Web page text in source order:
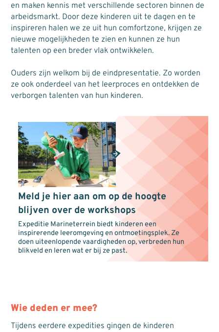
en maken kennis met verschillende sectoren binnen de
arbeidsmarkt. Door deze kinderen uit te dagen en te
inspireren halen we ze uit hun comfortzone, krijgen ze
nieuwe mogelijkheden te zien en kunnen ze hun
talenten op een breder vlak ontwikkelen.
Ouders zijn welkom bij de eindpresentatie. Zo worden
ze ook onderdeel van het leerproces en ontdekken de
verborgen talenten van hun kinderen.
Meld je hier aan om op de hoogte
blijven over de workshops
Expeditie Marineterrein biedt kinderen een
inspirerende leeromgeving en ontmoetingsplek. Ze
doen uiteenlopende vaardigheden op, verbreden hun
blikveld en leren wat er bij ze past.
Wie deden er mee?
Tijdens eerdere expedities gingen de kinderen